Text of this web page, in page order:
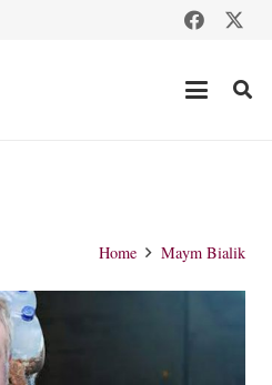
Home Maym Bialik